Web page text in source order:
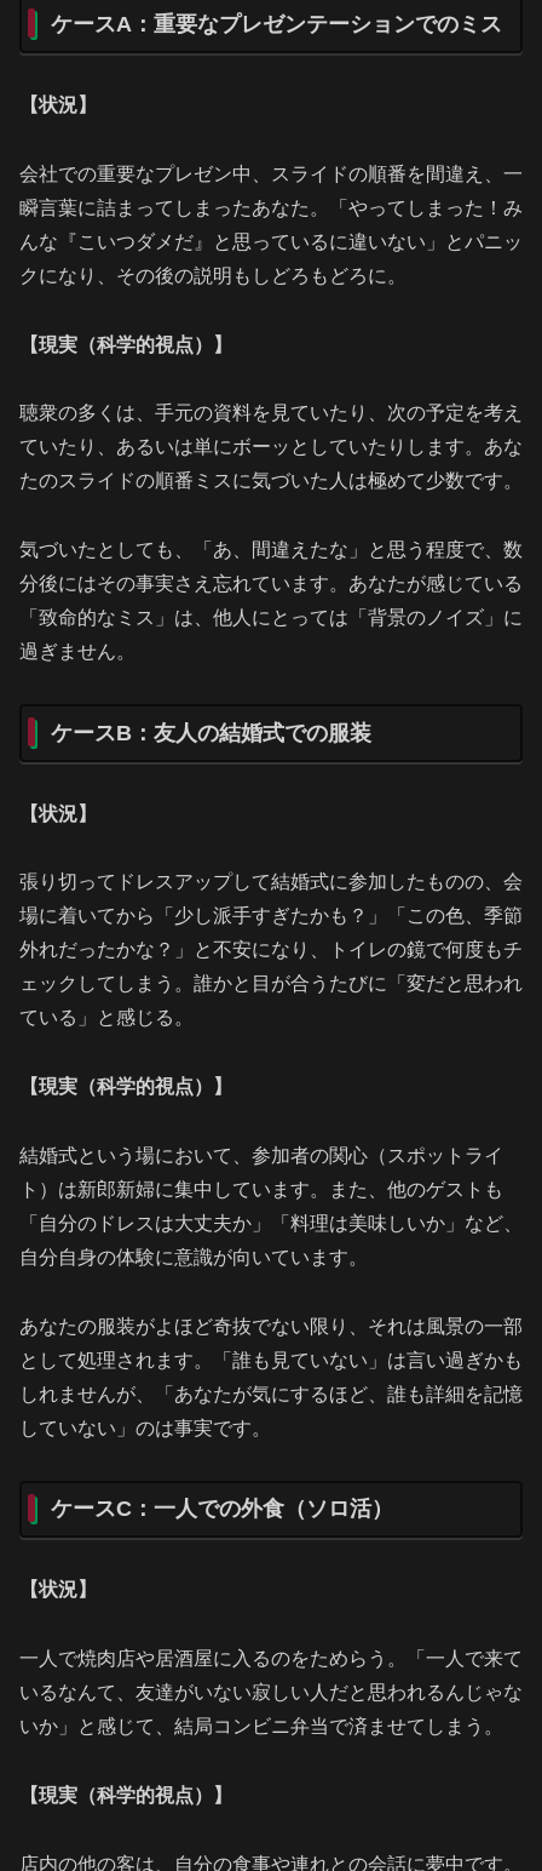
ケースA：重要なプレゼンテーションでのミス
【状況】
会社での重要なプレゼン中、スライドの順番を間違え、一
瞬言葉に詰まってしまったあなた。「やってしまった！み
んな『こいつダメだ』と思っているに違いない」とパニッ
クになり、その後の説明もしどろもどろに。
【現実（科学的視点）】
聴衆の多くは、手元の資料を見ていたり、次の予定を考え
ていたり、あるいは単にボーッとしていたりします。あな
たのスライドの順番ミスに気づいた人は極めて少数です。
気づいたとしても、「あ、間違えたな」と思う程度で、数
分後にはその事実さえ忘れています。あなたが感じている
「致命的なミス」は、他人にとっては「背景のノイズ」に
過ぎません。
ケースB：友人の結婚式での服装
【状況】
張り切ってドレスアップして結婚式に参加したものの、会
場に着いてから「少し派手すぎたかも？」「この色、季節
外れだったかな？」と不安になり、トイレの鏡で何度もチ
ェックしてしまう。誰かと目が合うたびに「変だと思われ
ている」と感じる。
【現実（科学的視点）】
結婚式という場において、参加者の関心（スポットライ
ト）は新郎新婦に集中しています。また、他のゲストも
「自分のドレスは大丈夫か」「料理は美味しいか」など、
自分自身の体験に意識が向いています。
あなたの服装がよほど奇抜でない限り、それは風景の一部
として処理されます。「誰も見ていない」は言い過ぎかも
しれませんが、「あなたが気にするほど、誰も詳細を記憶
していない」のは事実です。
ケースC：一人での外食（ソロ活）
【状況】
一人で焼肉店や居酒屋に入るのをためらう。「一人で来て
いるなんて、友達がいない寂しい人だと思われるんじゃな
いか」と感じて、結局コンビニ弁当で済ませてしまう。
【現実（科学的視点）】
店内の他の客は、自分の食事や連れとの会話に夢中です。